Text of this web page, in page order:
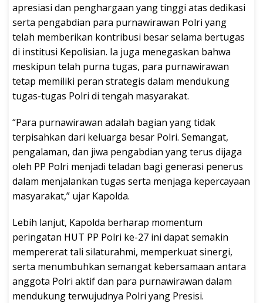
apresiasi dan penghargaan yang tinggi atas dedikasi
serta pengabdian para purnawirawan Polri yang
telah memberikan kontribusi besar selama bertugas
di institusi Kepolisian. Ia juga menegaskan bahwa
meskipun telah purna tugas, para purnawirawan
tetap memiliki peran strategis dalam mendukung
tugas-tugas Polri di tengah masyarakat.
“Para purnawirawan adalah bagian yang tidak
terpisahkan dari keluarga besar Polri. Semangat,
pengalaman, dan jiwa pengabdian yang terus dijaga
oleh PP Polri menjadi teladan bagi generasi penerus
dalam menjalankan tugas serta menjaga kepercayaan
masyarakat,” ujar Kapolda.
Lebih lanjut, Kapolda berharap momentum
peringatan HUT PP Polri ke-27 ini dapat semakin
mempererat tali silaturahmi, memperkuat sinergi,
serta menumbuhkan semangat kebersamaan antara
anggota Polri aktif dan para purnawirawan dalam
mendukung terwujudnya Polri yang Presisi.